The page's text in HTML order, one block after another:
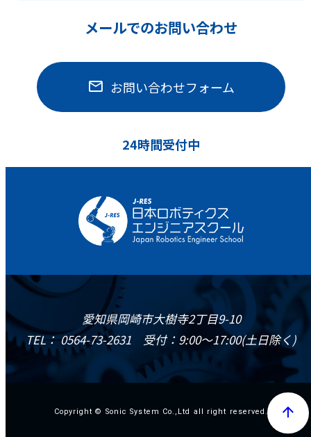
メールでのお問い合わせ
mail_outline お問い合わせフォーム
24時間受付中
愛知県岡崎市大樹寺2丁目9-10
TEL： 0564-73-2631 受付：9:00～17:00(土日除く)
Copyright © Sonic System Co.,Ltd all right reserved. arrow_upward